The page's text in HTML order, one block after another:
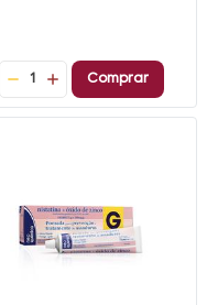
1 Comprar